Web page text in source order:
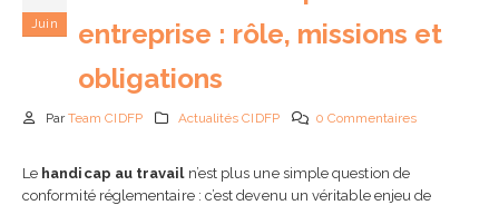
Juin
entreprise : rôle, missions et
obligations
Par Team CIDFP Actualités CIDFP 0 Commentaires
Le handicap au travailn’est plus une simple question de
conformité réglementaire : c’est devenu un véritable enjeu de
Comment choisir son